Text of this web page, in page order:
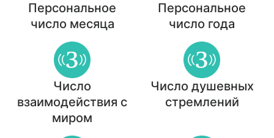
Персональное
число месяца
Персональное
число года
Число
взаимодействия с
миром
Число душевных
стремлений